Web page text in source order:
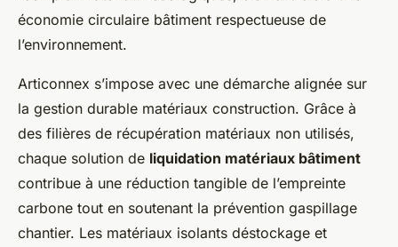
économie circulaire bâtiment respectueuse de
l’environnement.
Articonnex s’impose avec une démarche alignée sur
la gestion durable matériaux construction. Grâce à
des filières de récupération matériaux non utilisés,
chaque solution de liquidation matériaux bâtiment
contribue à une réduction tangible de l’empreinte
carbone tout en soutenant la prévention gaspillage
chantier. Les matériaux isolants déstockage et